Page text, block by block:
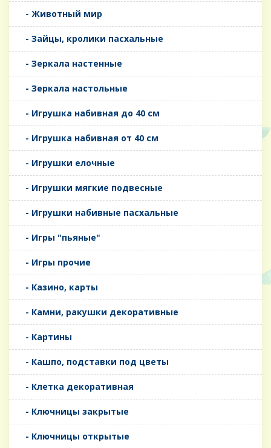
- Животный мир
- Зайцы, кролики пасхальные
- Зеркала настенные
- Зеркала настольные
- Игрушка набивная до 40 см
- Игрушка набивная от 40 см
- Игрушки елочные
- Игрушки мягкие подвесные
- Игрушки набивные пасхальные
- Игры "пьяные"
- Игры прочие
- Казино, карты
- Камни, ракушки декоративные
- Картины
- Кашпо, подставки под цветы
- Клетка декоративная
- Ключницы закрытые
- Ключницы открытые